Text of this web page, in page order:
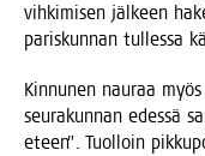
vih­ki­mi­sen jäl­keen
paris­kun­nan tul­les­sa
Kin­nu­nen nau­raa
seu­ra­kun­nan edes­sä
eteen”. Tuol­loin